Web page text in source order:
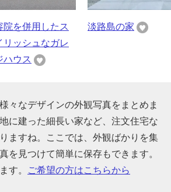
院を併用したス
リッシュなガレ
ハウス
淡路島の家
々なデザインの外観写真をまとめま
に建った細長い家など、注文住宅な
ますね。ここでは、外観ばかりを集
を見つけて簡単に保存もできます。
す。
ご希望の方はこちらから